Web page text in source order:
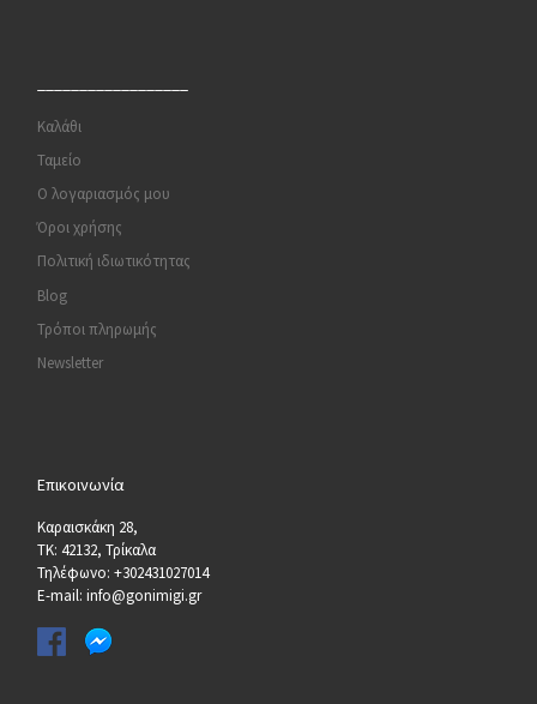
Καλάθι
Ταμείο
Ο λογαριασμός μου
Όροι χρήσης
Πολιτική ιδιωτικότητας
Blog
Τρόποι πληρωμής
Newsletter
Επικοινωνία
Καραισκάκη 28,
ΤΚ: 42132, Τρίκαλα
Τηλέφωνο: +302431027014
E-mail: info@gonimigi.gr